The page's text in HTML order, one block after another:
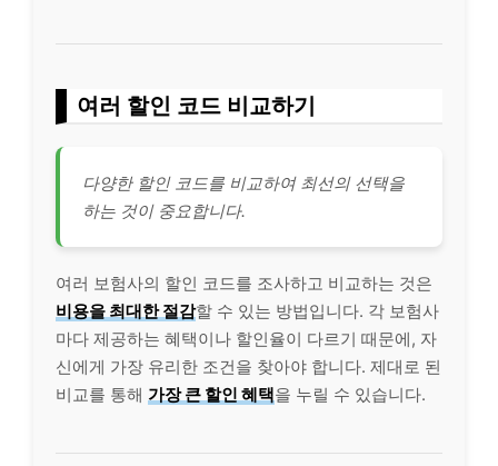
여러 할인 코드 비교하기
다양한 할인 코드를 비교하여 최선의 선택을
하는 것이 중요합니다.
여러 보험사의 할인 코드를 조사하고 비교하는 것은
비용을 최대한 절감할 수 있는 방법입니다. 각 보험사
마다 제공하는 혜택이나 할인율이 다르기 때문에, 자
신에게 가장 유리한 조건을 찾아야 합니다. 제대로 된
비교를 통해 가장 큰 할인 혜택을 누릴 수 있습니다.